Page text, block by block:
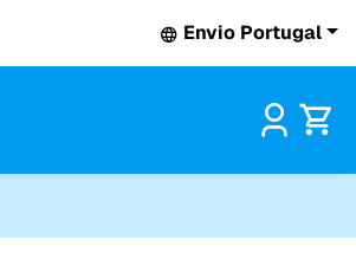
Envio Portugal